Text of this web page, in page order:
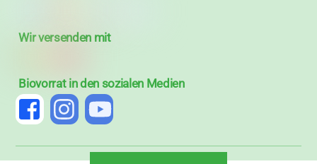
Wir versenden mit
Biovorrat in den sozialen Medien